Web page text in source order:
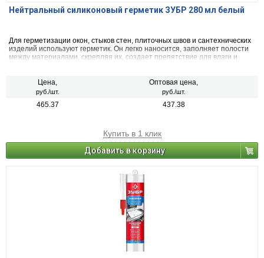
Нейтральный силиконовый герметик ЗУБР 280 мл белый
Для герметизации окон, стыков стен, плиточных швов и сантехнических
изделий используют герметик. Он легко наносится, заполняет полости
между материалами, скрепляя их, создает препятствие для влаги и
Цена,
руб./шт.
Оптовая цена,
руб./шт.
465.37 437.38
Купить в 1 клик
Добавить в корзину